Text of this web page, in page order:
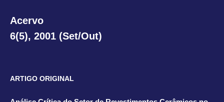
Acervo
6(5), 2001 (Set/Out)
ARTIGO ORIGINAL